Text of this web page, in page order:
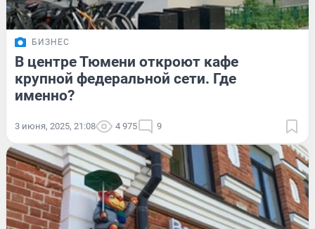
БИЗНЕС
В центре Тюмени откроют кафе
крупной федеральной сети. Где
именно?
3 июня, 2025, 21:08 4 975 9